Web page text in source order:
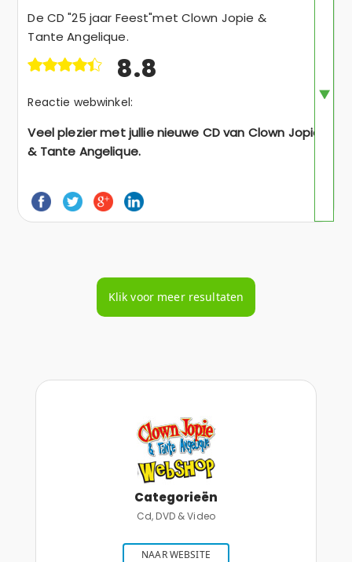
De CD "25 jaar Feest"met Clown Jopie &
Tante Angelique.
8.8
Reactie webwinkel:
Veel plezier met jullie nieuwe CD van Clown Jopie
& Tante Angelique.
Klik voor meer resultaten
Categorieën
Cd, DVD & Video
NAAR WEBSITE